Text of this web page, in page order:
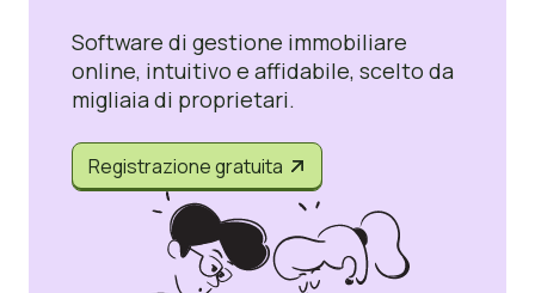
Software di gestione immobiliare
online, intuitivo e affidabile, scelto da
migliaia di proprietari.
Registrazione gratuita 
